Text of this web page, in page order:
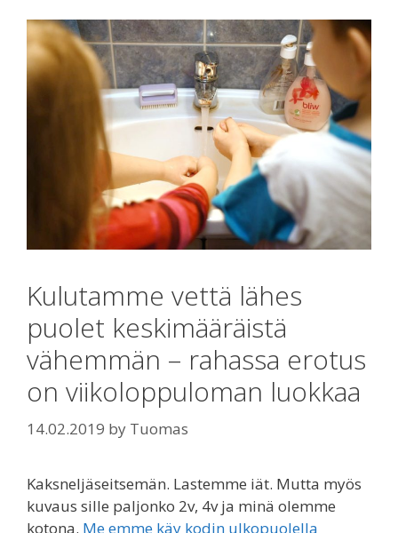
Kulutamme vettä lähes
puolet keskimääräistä
vähemmän – rahassa erotus
on viikoloppuloman luokkaa
14.02.2019 by Tuomas
Kaksneljäseitsemän. Lastemme iät. Mutta myös
kuvaus sille paljonko 2v, 4v ja minä olemme
kotona. Me emme käy kodin ulkopuolella